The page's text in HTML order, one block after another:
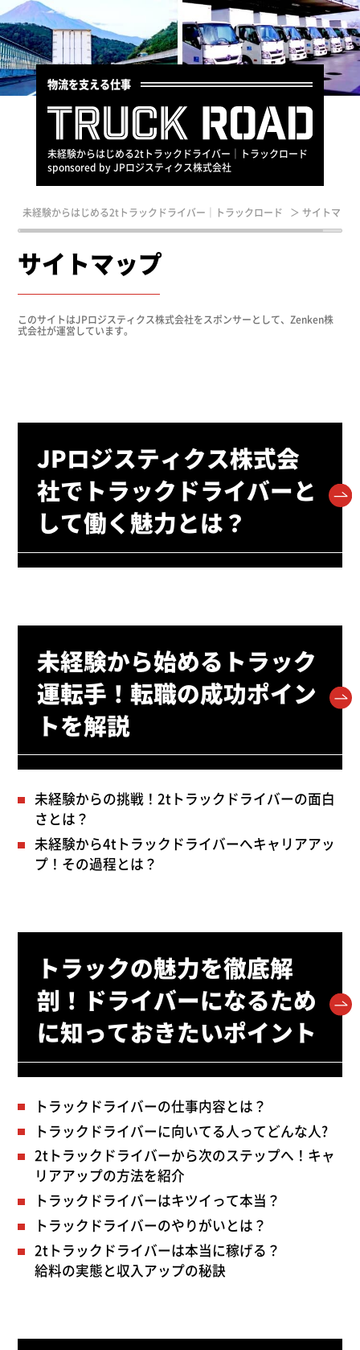
物流を支える仕事
未経験からはじめる2tトラックドライバー｜トラックロード
sponsored by JPロジスティクス株式会社
未経験からはじめる2tトラックドライバー｜トラックロード ＞ サイトマップ
サイトマップ
このサイトはJPロジスティクス株式会社をスポンサーとして、Zenken株
式会社が運営しています。
JPロジスティクス株式会
社でトラックドライバーと
して働く魅力とは？
未経験から始めるトラック
運転手！転職の成功ポイン
トを解説
未経験からの挑戦！2tトラックドライバーの面白
さとは？
未経験から4tトラックドライバーへキャリアアッ
プ！その過程とは？
トラックの魅力を徹底解
剖！ドライバーになるため
に知っておきたいポイント
トラックドライバーの仕事内容とは？
トラックドライバーに向いてる人ってどんな人?
2tトラックドライバーから次のステップへ！キャ
リアアップの方法を紹介
トラックドライバーはキツイって本当？
トラックドライバーのやりがいとは？
2tトラックドライバーは本当に稼げる？
給料の実態と収入アップの秘訣